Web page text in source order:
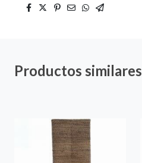
Productos similares